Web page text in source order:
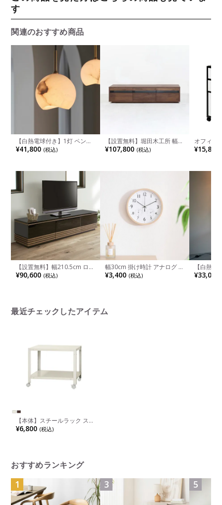
す
関連のおすすめ商品
【白熱電球付き】1灯 ペンダ
ントライト カルヴィア ライ
ト 吊り下げ 照明 インテリア
リビング ダイニング
¥41,800 (税込)
【設置無料】堀田木工所 幅
180.2cm テレビボード 木製
アルダー材 自然塗装 日本製
リビング おしゃれ ナチュラ
¥107,800 (税込)
オフィス
ファイル
段 スムー
HG-321
¥15,800
【設置無料】幅210.5cm ロー
ボード テレビボード テレビ
台 UV塗装天板 北欧風 和モダ
¥90,600 (税込)
幅30cm 掛け時計 アナログ 静
音 壁時計 インテリア ウォー
ルクロック おしゃれ リビン
¥3,400 (税込)
【白熱
プ メラン
床置き 照
¥33,000
最近チェックしたアイテム
【本体】スチールラック スリ
ムラック 2段 キャスター付き
/幅600×奥行450×高さ
¥6,800 (税込)
おすすめランキング
1 3 5